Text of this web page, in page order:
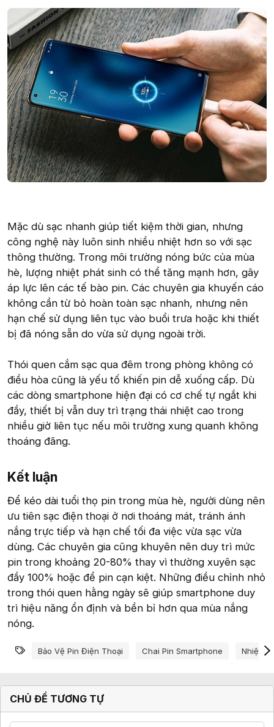
Mặc dù sạc nhanh giúp tiết kiệm thời gian, nhưng
công nghệ này luôn sinh nhiều nhiệt hơn so với sạc
thông thường. Trong môi trường nóng bức của mùa
hè, lượng nhiệt phát sinh có thể tăng mạnh hơn, gây
áp lực lên các tế bào pin. Các chuyên gia khuyến cáo
không cần từ bỏ hoàn toàn sạc nhanh, nhưng nên
hạn chế sử dụng liên tục vào buổi trưa hoặc khi thiết
bị đã nóng sẵn do vừa sử dụng ngoài trời.
Thói quen cắm sạc qua đêm trong phòng không có
điều hòa cũng là yếu tố khiến pin dễ xuống cấp. Dù
các dòng smartphone hiện đại có cơ chế tự ngắt khi
đầy, thiết bị vẫn duy trì trạng thái nhiệt cao trong
nhiều giờ liên tục nếu môi trường xung quanh không
thoáng đãng.
Kết luận​
Để kéo dài tuổi thọ pin trong mùa hè, người dùng nên
ưu tiên sạc điện thoại ở nơi thoáng mát, tránh ánh
nắng trực tiếp và hạn chế tối đa việc vừa sạc vừa
dùng. Các chuyên gia cũng khuyên nên duy trì mức
pin trong khoảng 20-80% thay vì thường xuyên sạc
đầy 100% hoặc để pin cạn kiệt. Những điều chỉnh nhỏ
trong thói quen hằng ngày sẽ giúp smartphone duy
trì hiệu năng ổn định và bền bỉ hơn qua mùa nắng
nóng.
Từ khóa
Bảo Vệ Pin Điện Thoại Chai Pin Smartphone Nhiệt
CHỦ ĐỀ TƯƠNG TỰ